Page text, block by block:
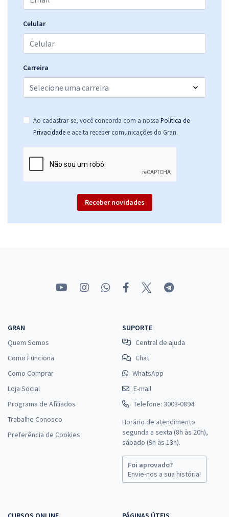
Celular
Carreira
Ao cadastrar-se, você concorda com a nossa Política de
Privacidade e aceita receber comunicações do Gran.
Receber novidades
GRAN
Quem Somos
Como Funciona
Como Comprar
Loja Social
Programa de Afiliados
Trabalhe Conosco
Preferência de Cookies
SUPORTE
Central de ajuda
Chat
WhatsApp
E-mail
Telefone: 3003-0894
Horário de atendimento:
segunda a sexta (8h às 20h),
sábado (9h às 13h).
Foi aprovado?
Envie-nos a sua história!